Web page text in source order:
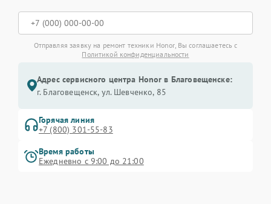
Отправляя заявку на ремонт техники Honor, Вы соглашаетесь с
Политикой конфиденциальности
Адрес сервисного центра Honor в Благовещенске:
г. Благовещенск, ул. Шевченко, 85
Горячая линия
+7 (800) 301-55-83
Время работы
Ежедневно с 9:00 до 21:00